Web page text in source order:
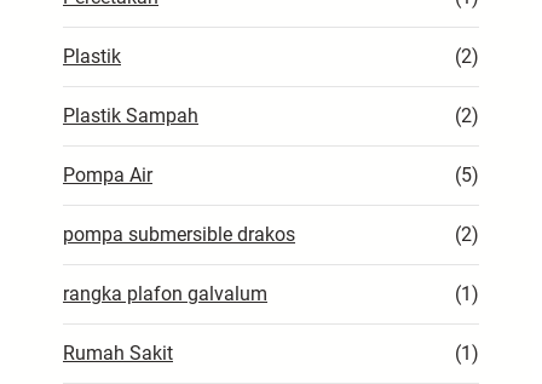
Plastik (2)
Plastik Sampah (2)
Pompa Air (5)
pompa submersible drakos (2)
rangka plafon galvalum (1)
Rumah Sakit (1)